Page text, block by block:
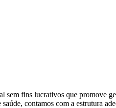
fins lucrativos que promove
contamos com a estrutura